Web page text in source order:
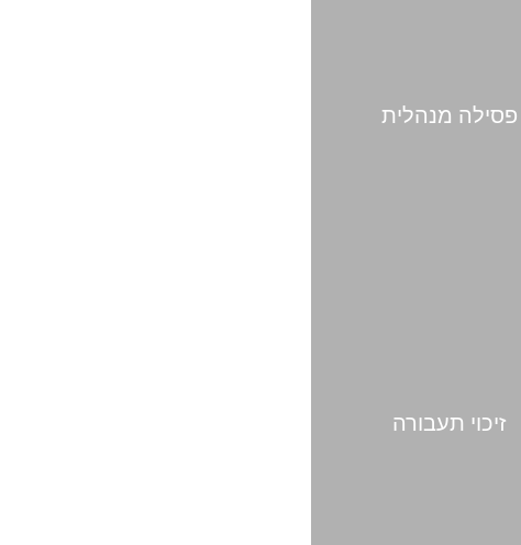
פסילה מנהלית
זיכוי תעבורה